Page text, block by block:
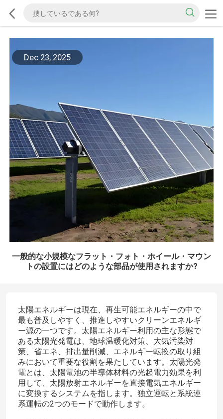
Dec 23, 2025
一般的な小規模なフラット・フォト・ホイール・マウン
トの設置にはどのような部品が使用されますか?
太陽エネルギーは現在、再生可能エネルギーの中で
最も普及しやすく、推進しやすいクリーンエネルギ
ー源の一つです。太陽エネルギー利用の主な形態で
ある太陽光発電は、地球温暖化対策、大気汚染対
策、省エネ、排出量削減、エネルギー転換の取り組
みにおいて重要な役割を果たしています。太陽光発
電とは、太陽電池の半導体材料の光起電力効果を利
用して、太陽放射エネルギーを直接電気エネルギー
に変換するシステムを指します。独立運転と系統連
系運転の2つのモードで動作します。